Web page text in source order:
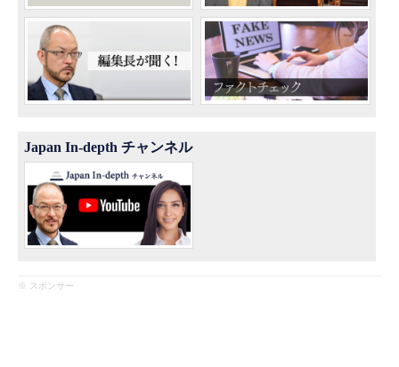
Japan In-depth チャンネル
※ スポンサー